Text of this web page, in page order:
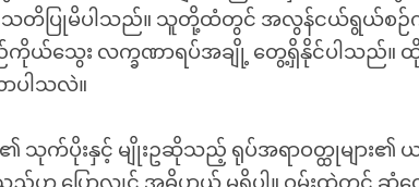
း သတိပြုမိပါသည်။ သူတို့ထံတွင် အလွန်ငယ်ရွယ်စ
သွေး လက္ခဏာရပ်အချို့ တွေ့ရှိနိုင်ပါသည်။ ထိုအ
ပါသလဲ။
၏ သုက်ပိုးနှင့် မျိုးဥဆိုသည့် ရုပ်အရာဝတ္ထုများ၏